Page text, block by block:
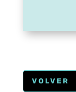
VOLVER